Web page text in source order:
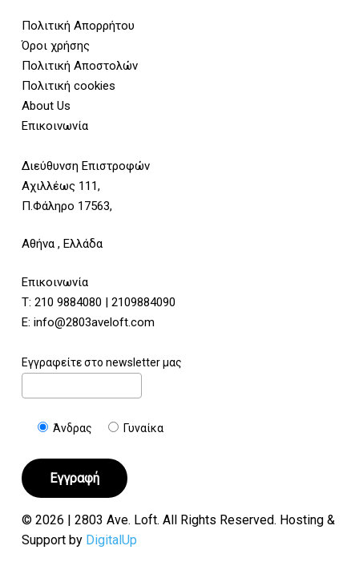
Πολιτική Απορρήτου
Όροι χρήσης
Πολιτική Αποστολών
Πολιτική cookies
About Us
Επικοινωνία
Διεύθυνση Επιστροφών
Αχιλλέως 111,
Π.Φάληρο 17563,
Αθήνα , Ελλάδα
Επικοινωνία
Τ: 210 9884080 | 2109884090
E: info@2803aveloft.com
Εγγραφείτε στο newsletter μας
Άνδρας Γυναίκα
© 2026 | 2803 Ave. Loft. All Rights Reserved. Hosting &
Support by DigitalUp